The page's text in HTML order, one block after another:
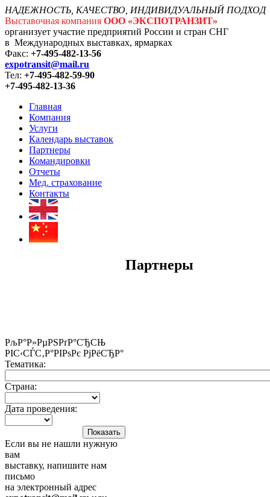
НАДЕЖНОСТЬ, КАЧЕСТВО, ИНДИВИДУАЛЬНЫЙ ПОДХОД
Выставочная компания ООО «ЭКСПОТРАНЗИТ»
организует участие предприятий России и стран СНГ
в Международных выставках, ярмарках
Факс: +7-495-482-13-56
expotransit@mail.ru
Тел: +7-495-482-59-90
+7-495-482-13-36
Главная
Компания
Услуги
Календарь выставок
Партнеры
Командировки
Отчеты
Мед. страхование
Контакты
Партнеры
РљР°Р»РµРЅРґР°СЂСЊ
РІС‹СЃС‚Р°РІРѕРє РјРёСЂР°
Тематика:
Страна:
Дата проведения:
Если вы не нашли нужную
вам
выставку, напишите нам
письмо
на электронный адрес